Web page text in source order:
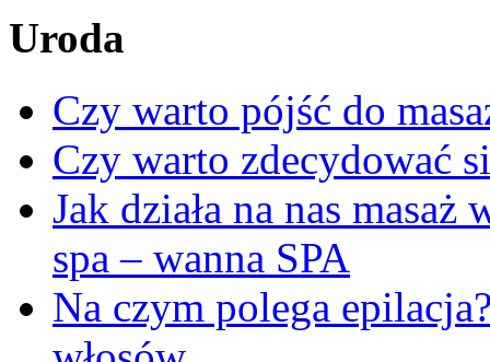
Uroda
Czy warto pójść do
Czy warto zdecydować
Jak działa na nas
spa – wanna SPA
Na czym polega